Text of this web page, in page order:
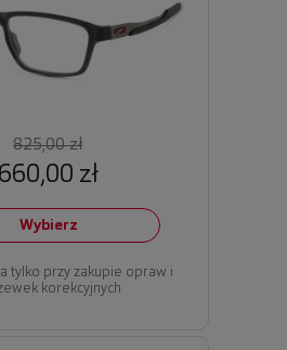
825,00 zł
660,00 zł
Wybierz
tylko przy zakupie opraw i
korekcyjnych